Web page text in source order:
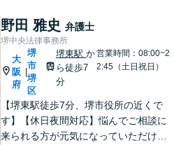
野田 雅史 弁護士
堺中央法律事務所
大
阪
府
堺
市
堺
区
堺東駅 か
ら徒歩7
分
営業時間：08:00~2
2:45（土日祝日）
【堺東駅徒歩7分、堺市役所の近くで
す】【休日夜間対応】悩んでご相談に
来られる方が元気になっていただける